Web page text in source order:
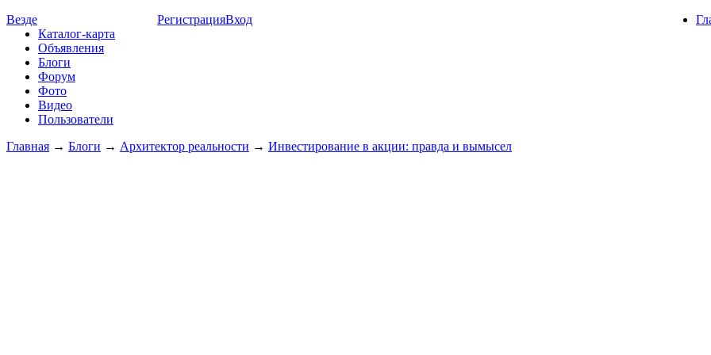
Везде РегистрацияВход
Каталог-карта
Объявления
Блоги
Форум
Фото
Видео
Пользователи
Главная → Блоги → Архитектор реальности → Инвестирование в акции: правда и вымысел